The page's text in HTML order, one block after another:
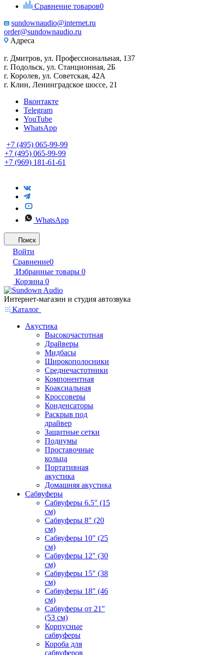
Сравнение товаров0
sundownaudio@internet.ru
order@sundownaudio.ru
Адреса
г. Дмитров, ул. Профессиональная, 137
г. Подольск, ул. Станционная, 2Б
г. Королев, ул. Советская, 42А
г. Клин, Ленинградское шоссе, 21
Вконтакте
Telegram
YouTube
WhatsApp
+7 (495) 065-99-99
+7 (495) 065-99-99
+7 (969) 181-61-61
WhatsApp
Поиск
Войти
Сравнение0
Избранные товары 0
Корзина 0
Интернет-магазин и студия автозвука
Каталог
Акустика
Высокочастотная
Драйверы
Мидбасы
Широкополосники
Среднечастотники
Компонентная
Коаксиальная
Кроссоверы
Конденсаторы
Раскрыв под
драйвер
Защитные сетки
Подиумы
Проставочные
кольца
Портативная
акустика
Домашняя акустика
Сабвуферы
Сабвуферы 6.5" (15
см)
Сабвуферы 8" (20
см)
Сабвуферы 10" (25
см)
Сабвуферы 12" (30
см)
Сабвуферы 15" (38
см)
Сабвуферы 18" (46
см)
Сабвуферы от 21"
(53 см)
Корпусные
сабвуферы
Короба для
сабвуферов